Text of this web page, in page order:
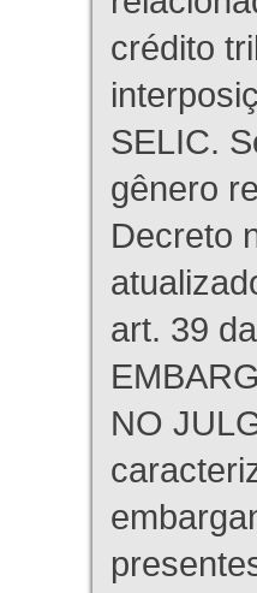
crédito
SELIC.
gênero
Decreto
art. 39
NO